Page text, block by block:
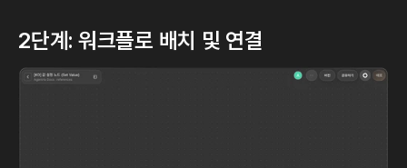
2단계: 워크플로 배치 및 연결